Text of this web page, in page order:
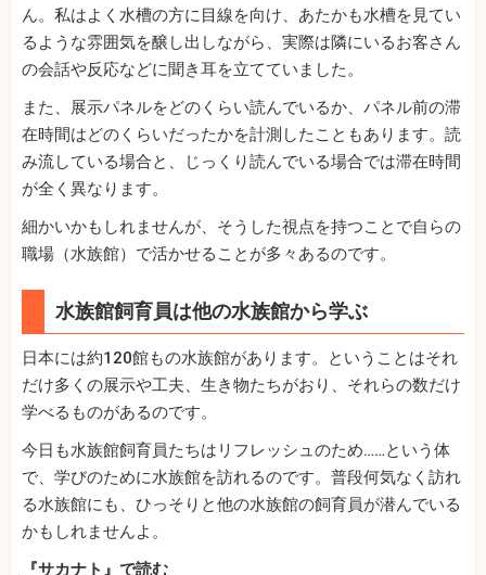
ん。私はよく水槽の方に目線を向け、あたかも水槽を見てい
るような雰囲気を醸し出しながら、実際は隣にいるお客さん
の会話や反応などに聞き耳を立てていました。
また、展示パネルをどのくらい読んでいるか、パネル前の滞
在時間はどのくらいだったかを計測したこともあります。読
み流している場合と、じっくり読んでいる場合では滞在時間
が全く異なります。
細かいかもしれませんが、そうした視点を持つことで自らの
職場（水族館）で活かせることが多々あるのです。
水族館飼育員は他の水族館から学ぶ
日本には約120館もの水族館があります。ということはそれ
だけ多くの展示や工夫、生き物たちがおり、それらの数だけ
学べるものがあるのです。
今日も水族館飼育員たちはリフレッシュのため……という体
で、学びのために水族館を訪れるのです。普段何気なく訪れ
る水族館にも、ひっそりと他の水族館の飼育員が潜んでいる
かもしれませんよ。
『サカナト』で読む